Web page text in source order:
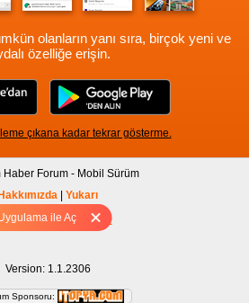
ile Aç
olanların yanı sıra, birçok yeni ve
özelliğe erişin.
çıkana kadar tekrar gösterme.
Haber Forum - Mobil Sürüm
| Yukarı
sürüm için Tıklayınız
Version: 1.1.2306
Sponsoru: